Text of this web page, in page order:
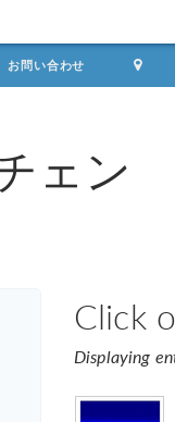
お問い合わせ
ェン
Click
Displaying